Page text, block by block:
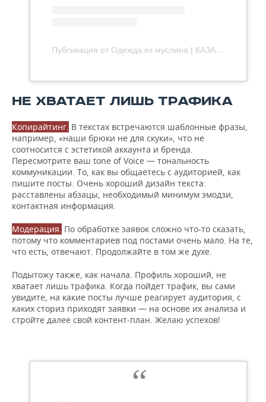
Публикация от Одежда из муслина | КАЗАНЬ (@bezkrugeva)
НЕ ХВАТАЕТ ЛИШЬ ТРАФИКА
Копирайтинг. В текстах встречаются шаблонные фразы,
например, «наши брюки не для скуки», что не
соотносится с эстетикой аккаунта и бренда.
Пересмотрите ваш tone of Voice — тональность
коммуникации. То, как вы общаетесь с аудиторией, как
пишите посты. Очень хороший дизайн текста:
расставлены абзацы, необходимый минимум эмодзи,
контактная информация.
Модерация. По обработке заявок сложно что-то сказать,
потому что комментариев под постами очень мало. На те,
что есть, отвечают. Продолжайте в том же духе.
Подытожу также, как начала. Профиль хороший, не
хватает лишь трафика. Когда пойдет трафик, вы сами
увидите, на какие посты лучше реагирует аудитория, с
каких сториз приходят заявки — на основе их анализа и
стройте далее свой контент-план. Желаю успехов!